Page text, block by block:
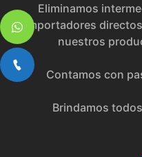
Eliminamos
importadores
nuestros
Contamos con
Brindamos